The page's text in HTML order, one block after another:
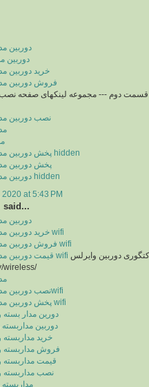
دوربین
دوربین
خرید دوربین
فروش دوربین
دوم --- مجموعه لینکهای صفحه نصب
نصب دوربین
پخش دوربین مدار بسته hidden
پخش دوربین
دوربین مدار بسته hidden
at 5:43 PM
said...
دوربین
خرید دوربین مدار بسته wifi
فروش دوربین مدار بسته wifi
قیمت دوربین مدار بسته wifi
wireless/
نصب دوربین مدار بستهwifi
پخش دوربین مدار بسته wifi
دورین مدار بسته
دوربین
خرید مداربسته
فروش مداربسته
قیمت مداربسته
نصب مداربسته